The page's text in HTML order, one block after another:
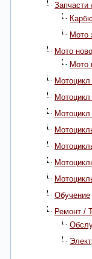
Мото
Мото
Мото
Обучение
Ремонт /